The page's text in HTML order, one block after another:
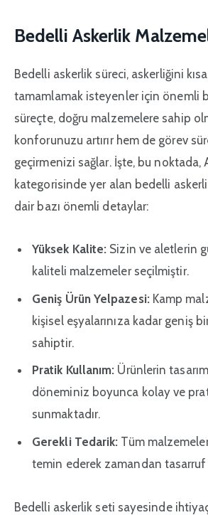
Bedelli Askerlik
Bedelli askerlik süreci, askerliğini
tamamlamak isteyenler için önemli
süreçte, doğru malzemelere sahip
konforunuzu artırır hem de görev
geçirmenizi sağlar. İşte, bu noktada,
kategorisinde yer alan bedelli
dair bazı önemli detaylar:
Yüksek Kalite: Sizin ve aletlerin
kaliteli malzemeler seçilmiştir.
Geniş Ürün Yelpazesi:Kamp
kişisel eşyalarınıza kadar geniş
sahiptir.
Pratik Kullanım: Ürünlerin
döneminiz boyunca kolay ve
sunmaktadır.
Gerekli Tedarik: Tüm
temin ederek zamandan
Bedelli askerlik seti sayesinde